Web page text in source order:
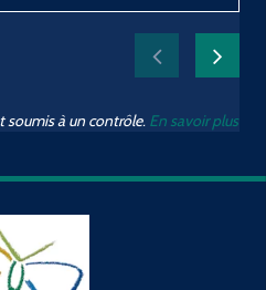
soumis à un contrôle. En savoir plus